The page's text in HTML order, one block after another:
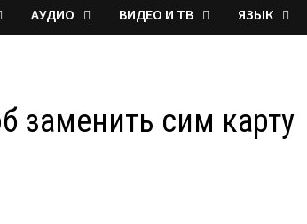
АУДИО ВИДЕО И ТВ ЯЗЫК
заменить сим карту